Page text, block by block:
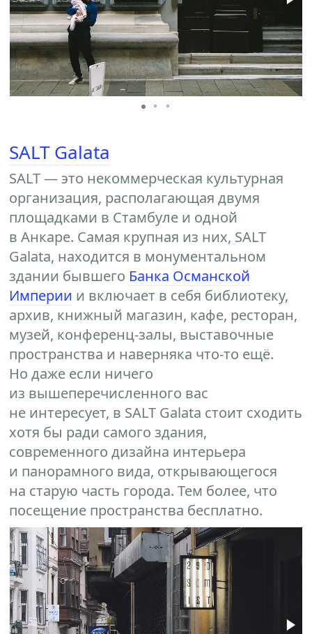
SALT Galata
SALT — это некоммерческая культурная
организация, располагающая двумя
площадками в Стамбуле и одной
в Анкаре. Самая крупная из них, SALT
Galata, находится в монументальном
здании бывшего Банка Османской
Империи и включает в себя библиотеку,
архив, книжный магазин, кафе, ресторан,
музей, конференц-залы, выставочные
пространства и наверняка что-то ещё.
Но даже если ничего
из вышеперечисленного вас
не интересует, в SALT Galata стоит сходить
хотя бы ради самого здания,
современного дизайна интерьера
и панорамного вида, открывающегося
на старую часть города. Тем более, что
посещение пространства бесплатно.